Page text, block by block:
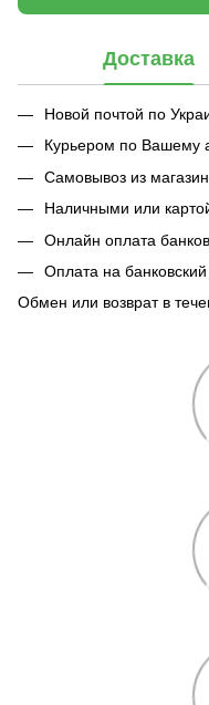
Доставка
Новой почтой по
Курьером по Вашему
Самовывоз из
Наличными или
Онлайн оплата
Оплата на банковский
Обмен или возврат в